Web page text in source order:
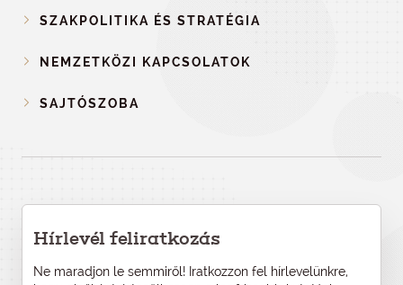
SZAKPOLITIKA ÉS STRATÉGIA
NEMZETKÖZI KAPCSOLATOK
SAJTÓSZOBA
Hírlevél feliratkozás
Ne maradjon le semmiről! Iratkozzon fel hírlevelünkre,